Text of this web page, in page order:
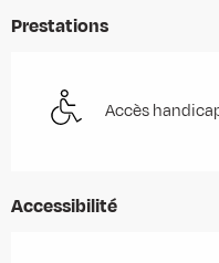
Prestations
Accès
Accessibilité